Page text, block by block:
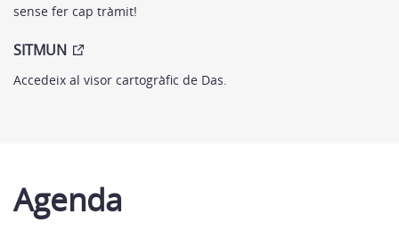
sense fer cap tràmit!
SITMUN
Accedeix al visor cartogràfic de Das.
Agenda